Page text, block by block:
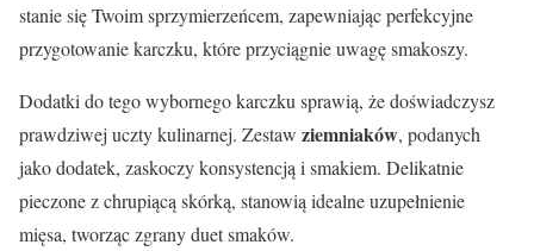
stanie się Twoim sprzymierzeńcem, zapewniając perfekcyjne
przygotowanie karczku, które przyciągnie uwagę smakoszy.
Dodatki do tego wybornego karczku sprawią, że doświadczysz
prawdziwej uczty kulinarnej. Zestaw ziemniaków, podanych
jako dodatek, zaskoczy konsystencją i smakiem. Delikatnie
pieczone z chrupiącą skórką, stanowią idealne uzupełnienie
mięsa, tworząc zgrany duet smaków.